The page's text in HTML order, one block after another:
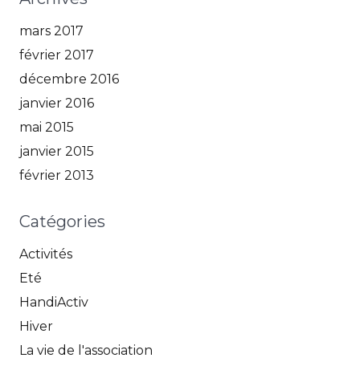
mars 2017
février 2017
décembre 2016
janvier 2016
mai 2015
janvier 2015
février 2013
Catégories
Activités
Eté
HandiActiv
Hiver
La vie de l'association